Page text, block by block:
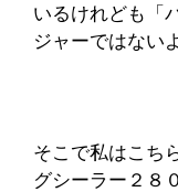
いるけれども「
ジャーではない
そこで私はこち
グシーラー２８